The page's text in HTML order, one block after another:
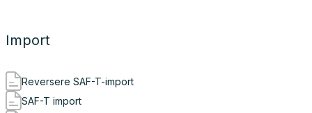
Import
Reversere SAF-T-import
SAF-T import